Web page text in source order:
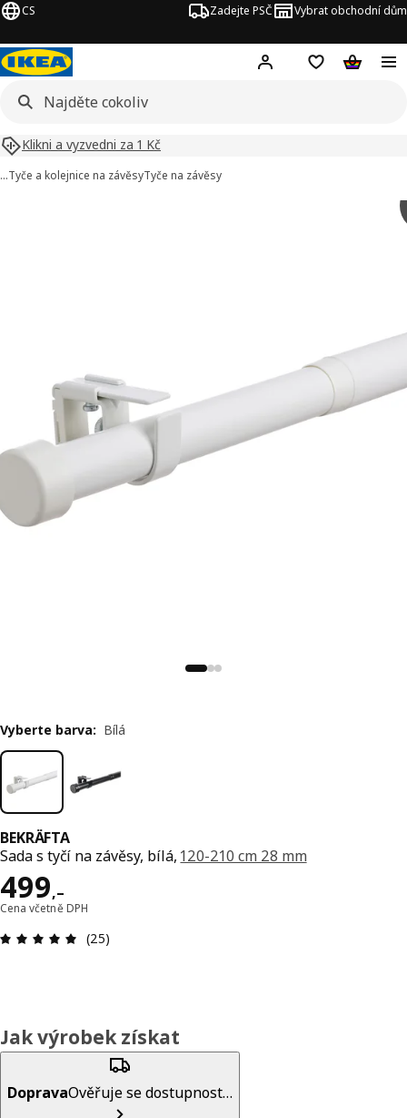
CS Zadejte PSČ Vybrat obchodní dům
Hej! Přihlášení
NákupníNákupní
Klikni a vyzvedni za 1 Kč
…Tyče a kolejnice na závěsyTyče na závěsy
BEKRÄFTA
Sada s tyčí na závěsy, bílá, 120-210 cm 28 mm
499,–
Cena 499,–
Cena včetně DPH
(25)
Vyberte barva: Bílá
Jak výrobek získat
DopravaOvěřuje se dostupnost…